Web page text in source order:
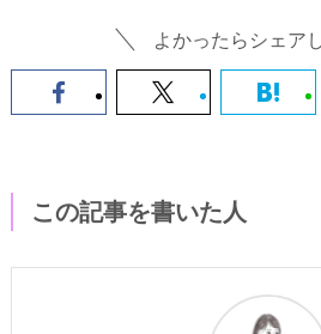
よかったらシェア
この記事を書いた人